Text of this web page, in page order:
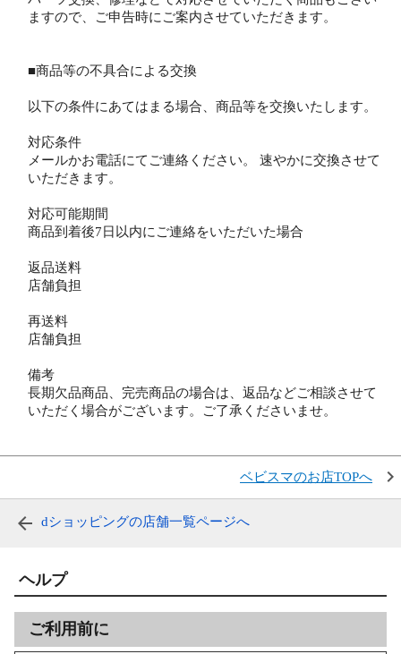
ますので、ご申告時にご案内させていただきます。
■商品等の不具合による交換
以下の条件にあてはまる場合、商品等を交換いたします。
対応条件
メールかお電話にてご連絡ください。 速やかに交換させて
いただきます。
対応可能期間
商品到着後7日以内にご連絡をいただいた場合
返品送料
店舗負担
再送料
店舗負担
備考
長期欠品商品、完売商品の場合は、返品などご相談させて
いただく場合がございます。ご了承くださいませ。
ベビスマのお店TOPへ
dショッピングの店舗一覧ページへ
ヘルプ
ご利用前に